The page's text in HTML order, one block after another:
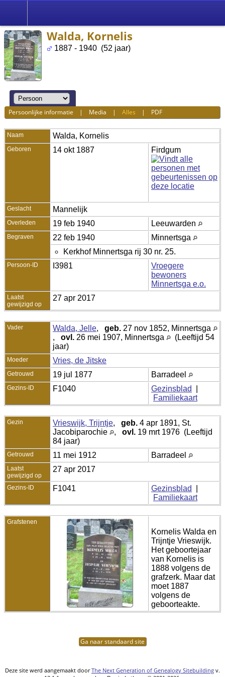
Walda, Kornelis
1887 - 1940 (52 jaar)
Persoonlijke informatie | Media |Alles | PDF
Naam Walda, Kornelis
Geboren 14 okt 1887 Firdgum
Geslacht Mannelijk
Overleden 19 feb 1940 Leeuwarden
Begraven 22 feb 1940
Minnertsga
Kerkhof Minnertsga rij 30 nr. 25.
Persoon-ID I3981
Vroegere
bewoners
Minnertsga e.o.
Laatst
gewijzigd op
27 apr 2017
Vader Walda, Jelle, geb. 27 nov 1852, Minnertsga
, ovl. 26 mei 1907, Minnertsga
(Leeftijd 54
jaar)
Moeder Vries, de Jitske
Getrouwd 19 jul 1877 Barradeel
Gezins-ID F1040 Gezinsblad
Familiekaart
Gezin Vrieswijk, Trijntje, geb. 4 apr 1891, St.
Jacobiparochie
, ovl. 19 mrt 1976 (Leeftijd
84 jaar)
Getrouwd 11 mei 1912 Barradeel
Laatst
gewijzigd op
27 apr 2017
Gezins-ID F1041 Gezinsblad
Familiekaart
Grafstenen
Kornelis Walda en
Trijntje Vrieswijk.
Het geboortejaar
van Kornelis is
1888 volgens de
grafzerk. Maar dat
moet 1887
volgens de
geboorteakte.
Ga naar standaard site
Deze site werd aangemaakt doorThe Next Generation of Genealogy Sitebuilding v.